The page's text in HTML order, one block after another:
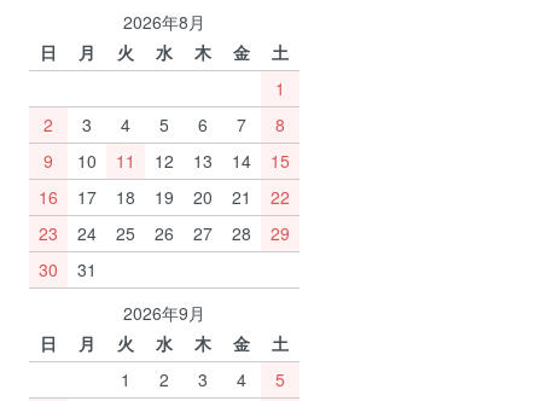
2026年8月
日
月 火 水 木 金
土
1
2
3 4 5 6 7
8
9
10 11 12 13 14
15
16
17 18 19 20 21
22
23
24 25 26 27 28
29
30
31
2026年9月
日
月 火 水 木 金
土
1
2 3 4
5